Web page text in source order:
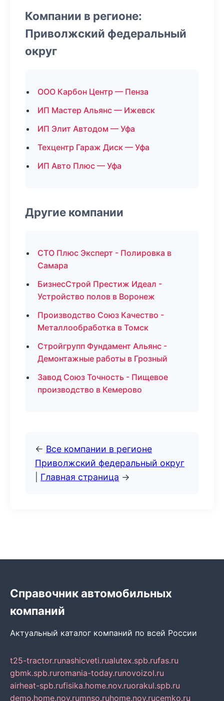
Компании в регионе:
Приволжский федеральный
округ
ООО Карбон Центр — Пенза
ИП Мастер Альянс — Ижевск
ИП Элит Автодом — Уфа
Техцентр Гараж Диск — Уфа
ИП Авто Плюс — Уфа
Другие компании
СТО Плюс Эксперт - Полировка в
Самара
БизнесСтрой Престиж Идеал -
Устройство полов в Воронеж
Производство Союз Качество -
Металлообработка в Томск
Стройгрупп Фундамент Альянс -
Демонтажные работы в Грозный
Завод Союз Точность - Пищевое
производство в Кемерово
← Все компании в регионе
Приволжский федеральный округ
Главная страница →
Справочник автомобильных
компаний
Актуальный каталог компаний по всей России
t25-tractor.runashicveti.rualutex.spb.rufas.ru
gbmk.spb.ruromania-today.runovoizol.ru
airheat-spb.rufisika.home.nov.ruorakul.spb.ru
demo.home.nov.rumnso.ruhome.nov.rucemko.ru